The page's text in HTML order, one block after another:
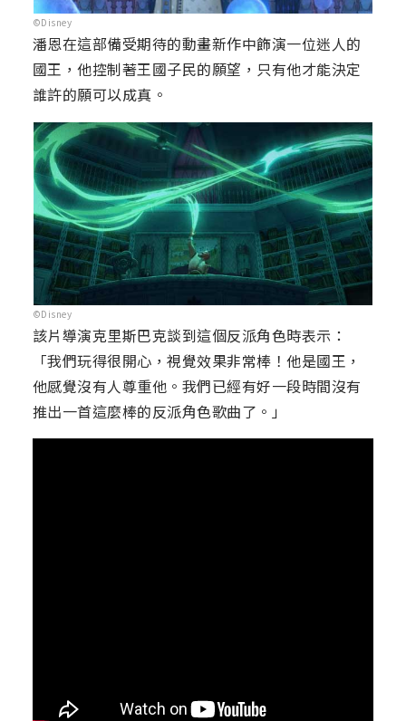
©Disney
潘恩在這部備受期待的動畫新作中飾演一位迷人的
國王，他控制著王國子民的願望，只有他才能決定
誰許的願可以成真。
©Disney
該片導演克里斯巴克談到這個反派角色時表示：
「我們玩得很開心，視覺效果非常棒！他是國王，
他感覺沒有人尊重他。我們已經有好一段時間沒有
推出一首這麼棒的反派角色歌曲了。」